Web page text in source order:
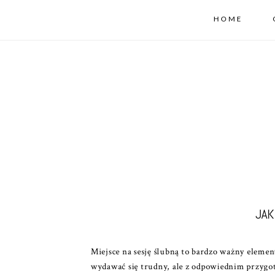
HOME
Miejsce na sesję ślubną to bardzo ważny
wydawać się trudny, ale z odpowiednim